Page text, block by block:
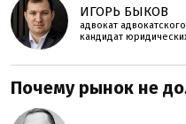
ИГОРЬ БЫКОВ
адвокат
кандидат
Почему рынок не